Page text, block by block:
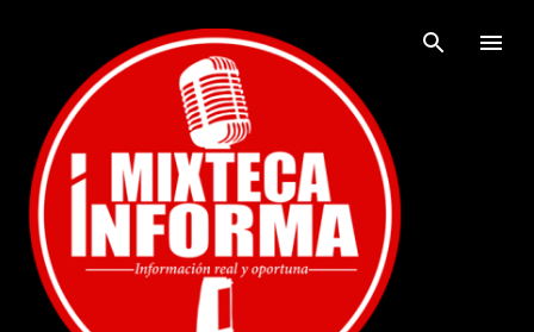
Ir al contenido principal